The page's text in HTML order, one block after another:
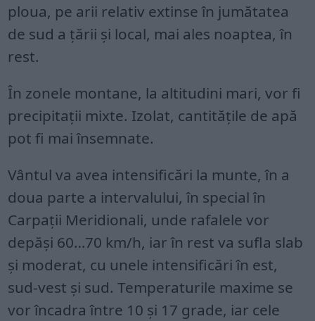
ploua, pe arii relativ extinse în jumătatea
de sud a țării și local, mai ales noaptea, în
rest.
În zonele montane, la altitudini mari, vor fi
precipitații mixte. Izolat, cantitățile de apă
pot fi mai însemnate.
Vântul va avea intensificări la munte, în a
doua parte a intervalului, în special în
Carpaţii Meridionali, unde rafalele vor
depăşi 60…70 km/h, iar în rest va sufla slab
și moderat, cu unele intensificări în est,
sud-vest și sud. Temperaturile maxime se
vor încadra între 10 și 17 grade, iar cele